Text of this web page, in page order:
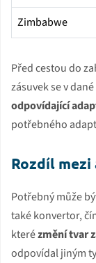
Zimbabwe
Před cestou do
zásuvek se v
odpovídající
potřebného
Rozdíl
Potřebný může
také konvertor,
kterézmění tvar
odpovídal jiným